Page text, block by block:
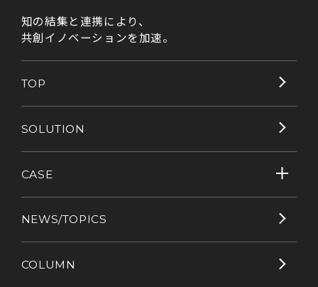
知の結集と連携により、
共創イノベーションを加速。
TOP
SOLUTION
CASE
NEWS/TOPICS
COLUMN